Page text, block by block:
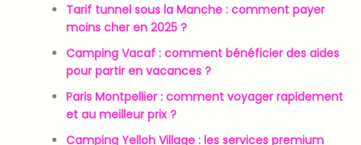
Tarif tunnel sous la Manche : comment payer
moins cher en 2025 ?
Camping Vacaf : comment bénéficier des aides
pour partir en vacances ?
Paris Montpellier : comment voyager rapidement
et au meilleur prix ?
Camping Yelloh Village : les services premium